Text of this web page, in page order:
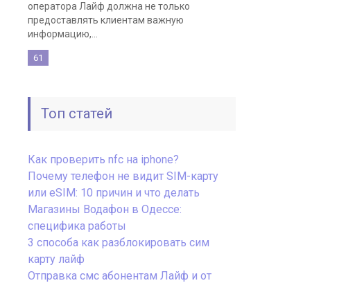
оператора Лайф должна не только
предоставлять клиентам важную
информацию,...
61
Топ статей
Как проверить nfc на iphone?
Почему телефон не видит SIM-карту
или eSIM: 10 причин и что делать
Магазины Водафон в Одессе:
специфика работы
3 способа как разблокировать сим
карту лайф
Отправка смс абонентам Лайф и от